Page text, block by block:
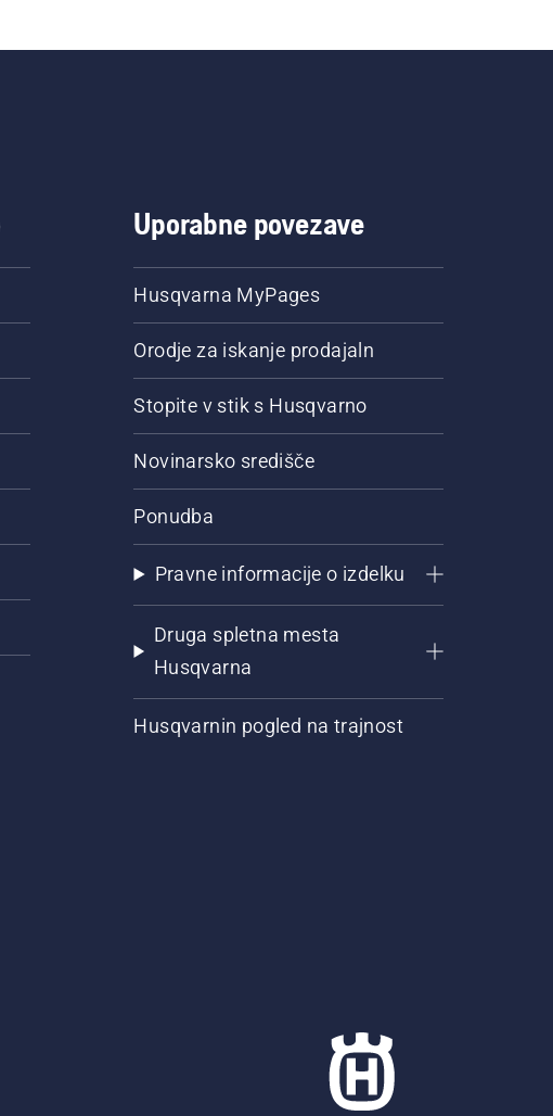
Uporabne povezave
Husqvarna MyPages
Orodje za iskanje prodajaln
Stopite v stik s Husqvarno
Novinarsko središče
Ponudba
Pravne informacije o izdelku
Druga spletna mesta
Husqvarna
Husqvarnin pogled na trajnost